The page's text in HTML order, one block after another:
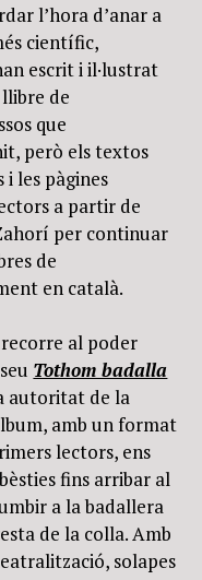
l’hora d’anar a
científic,
escrit i il·lustrat
de
que
però els textos
i les pàgines
a partir de
per continuar
de
en català.
recorre al poder
Tothom badalla
autoritat de la
amb un format
lectors, ens
fins arribar al
a la badallera
de la colla. Amb
solapes